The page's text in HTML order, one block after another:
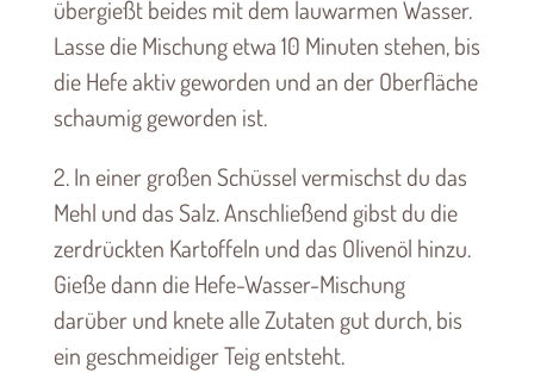
übergießt beides mit dem lauwarmen Wasser.
Lasse die Mischung etwa 10 Minuten stehen, bis
die Hefe aktiv geworden und an der Oberfläche
schaumig geworden ist.
2. In einer großen Schüssel vermischst du das
Mehl und das Salz. Anschließend gibst du die
zerdrückten Kartoffeln und das Olivenöl hinzu.
Gieße dann die Hefe-Wasser-Mischung
darüber und knete alle Zutaten gut durch, bis
ein geschmeidiger Teig entsteht.